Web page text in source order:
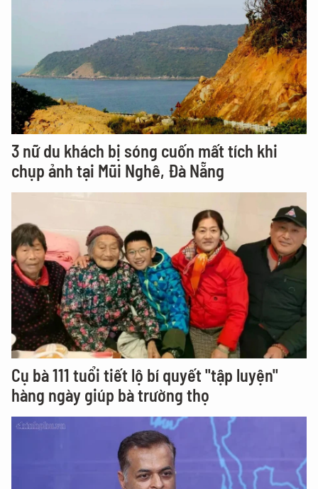
3 nữ du khách bị sóng cuốn mất tích khi
chụp ảnh tại Mũi Nghê, Đà Nẵng
Cụ bà 111 tuổi tiết lộ bí quyết "tập luyện"
hàng ngày giúp bà trường thọ